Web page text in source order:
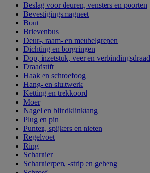
Beslag voor deuren, vensters en poorten
Bevestigingsmagneet
Bout
Brievenbus
Deur-, raam- en meubelgrepen
Dichting en borgringen
Dop, inzetstuk, veer en verbindingsdraad
Draadstift
Haak en schroefoog
Hang- en sluitwerk
Ketting en trekkoord
Moer
Nagel en blindklinktang
Plug en pin
Punten, spijkers en nieten
Regelvoet
Ring
Scharnier
Scharnierpen, -strip en geheng